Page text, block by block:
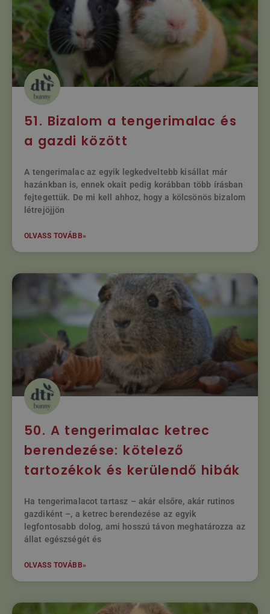
51. Bizalom a tengerimalac és
a gazdi között
A tengerimalac az egyik legkedveltebb kisállat már
hazánkban is, ennek okait pedig korábban több írásban
fejtegettük. De mi kell ahhoz, hogy a kölcsönös bizalom
létrejöjjön
OLVASS TOVÁBB»
50. A tengerimalac ketrec
berendezése: kötelező
tartozékok és kerülendő hibák
Ha tengerimalacot tartasz – akár elsőre, akár rutinos
gazdiként –, a ketrec berendezése az egyik
legfontosabb dolog, ami hosszú távon meghatározza az
állat egészségét és
OLVASS TOVÁBB»